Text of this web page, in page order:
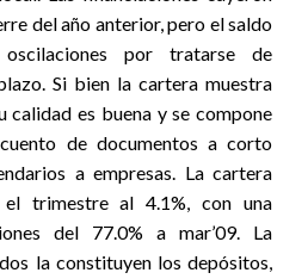
del año anterior, pero el saldo
por tratarse de
Si bien la cartera muestra
calidad es buena y se compone
de documentos a corto
a empresas. La cartera
trimestre al 4.1%, con una
del 77.0% a mar’09. La
la constituyen los depósitos,